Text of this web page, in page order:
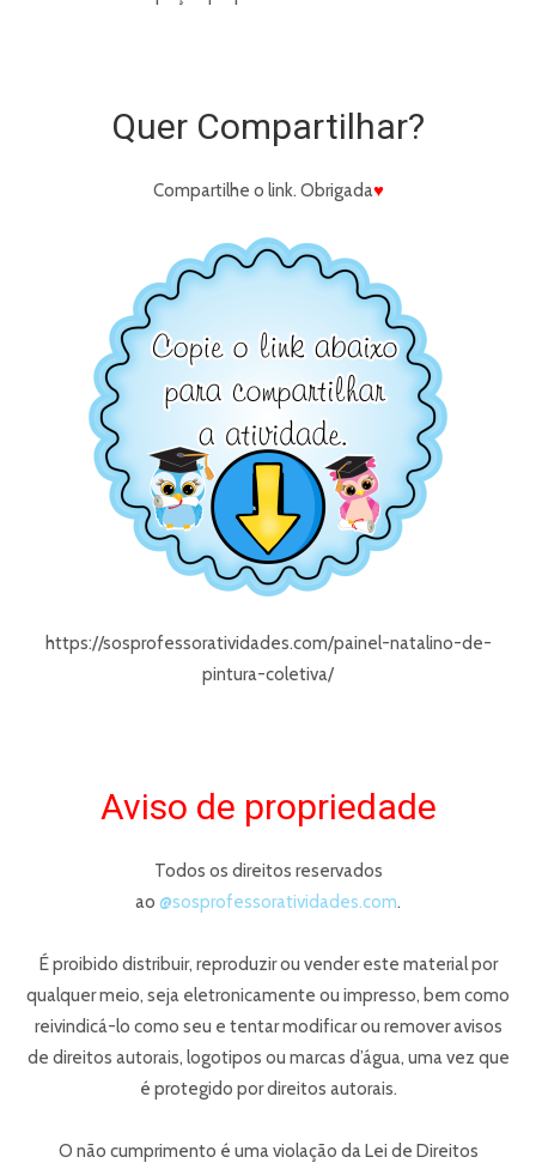
Quer Compartilhar?
Compartilhe o link. Obrigada♥
https://sosprofessoratividades.com/painel-natalino-de-
pintura-coletiva/
Aviso de propriedade
Todos os direitos reservados
ao @sosprofessoratividades.com.
É proibido distribuir, reproduzir ou vender este material por
qualquer meio, seja eletronicamente ou impresso, bem como
reivindicá-lo como seu e tentar modificar ou remover avisos
de direitos autorais, logotipos ou marcas d’água, uma vez que
é protegido por direitos autorais.
O não cumprimento é uma violação da Lei de Direitos